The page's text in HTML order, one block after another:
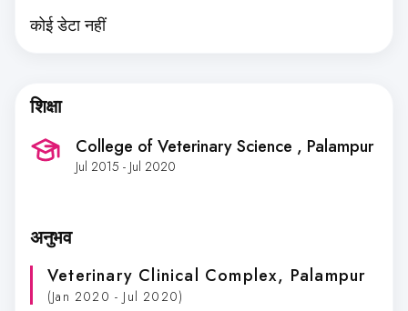
कोई डेटा नहीं
शिक्षा
College of Veterinary Science , Palampur
Jul 2015 - Jul 2020
अनुभव
Veterinary Clinical Complex, Palampur
(Jan 2020 - Jul 2020)